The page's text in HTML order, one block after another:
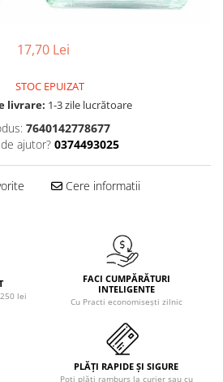
tenului
conditioner
17,70 Lei
STOC EPUIZAT
livrare: 1-3 zile lucrătoare
7640142778677
ajutor? 0374493025
Cere informatii
lei
FACI CUMPĂRĂTURI
INTELIGENTE
Cu Practi economisești zilnic
PLĂȚI RAPIDE ȘI SIGURE
Poți plăti ramburs la curier sau cu